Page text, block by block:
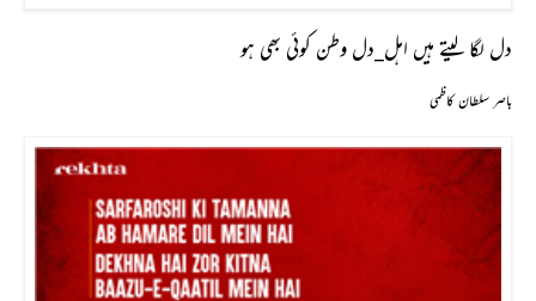
دل لگا لیتے ہیں اہل_دل وطن کوئی بھی ہو
باصر سلطان کاظمی